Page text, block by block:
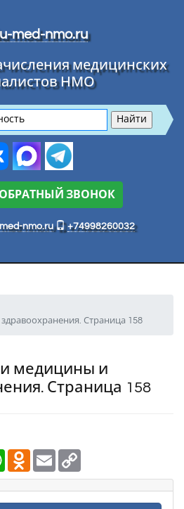
med-nmo.ru
медицинских
НМО
ОБРАТНЫЙ ЗВОНОК
nmo.ru +74998260032
Страница 158
медицины и
Страница 158
WhatsAppOdnoklassniki
Email